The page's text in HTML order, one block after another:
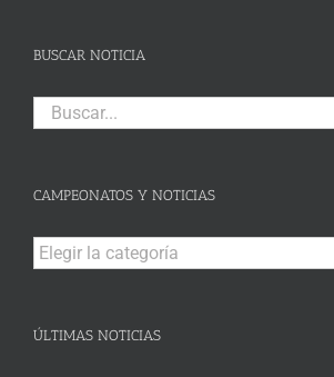
BUSCAR NOTICIA
Buscar:
CAMPEONATOS Y NOTICIAS
Campeonatos
y
ÚLTIMAS NOTICIAS